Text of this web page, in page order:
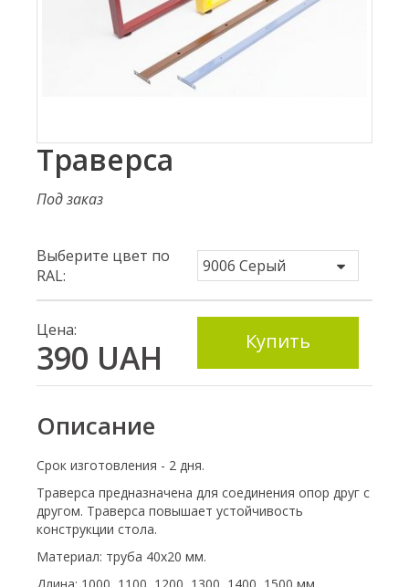
Траверса
Под заказ
Выберите цвет по
RAL:
Цена:
390 UAH Купить
Описание
Срок изготовления - 2 дня.
Траверса предназначена для соединения опор друг с
другом. Траверса повышает устойчивость
конструкции стола.
Материал: труба 40х20 мм.